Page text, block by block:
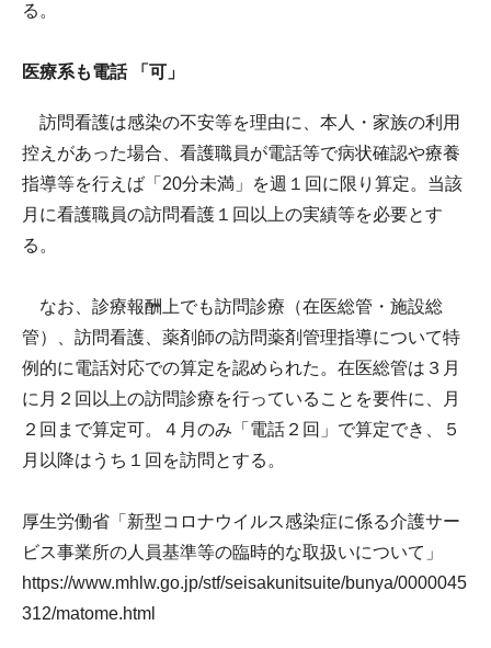
る。
医療系も電話 「可」
訪問看護は感染の不安等を理由に、本人・家族の利用
控えがあった場合、看護職員が電話等で病状確認や療養
指導等を行えば「20分未満」を週１回に限り算定。当該
月に看護職員の訪問看護１回以上の実績等を必要とす
る。
なお、診療報酬上でも訪問診療（在医総管・施設総
管）、訪問看護、薬剤師の訪問薬剤管理指導について特
例的に電話対応での算定を認められた。在医総管は３月
に月２回以上の訪問診療を行っていることを要件に、月
２回まで算定可。４月のみ「電話２回」で算定でき、５
月以降はうち１回を訪問とする。
厚生労働省「新型コロナウイルス感染症に係る介護サー
ビス事業所の人員基準等の臨時的な取扱いについて」
https://www.mhlw.go.jp/stf/seisakunitsuite/bunya/0000045
312/matome.html